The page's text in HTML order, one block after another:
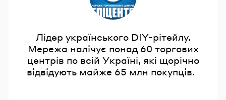
Лідер українського DIY-рітейлу.
Мережа налічує понад 60 торгових
центрів по всій Україні, які щорічно
відвідують майже 65 млн покупців.